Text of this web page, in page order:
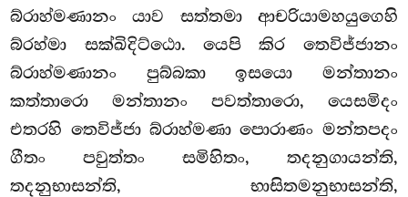
බ්රාහ්මණානං යාව සත්තමා ආචරියාමහයුගෙහි
බ්රහ්මා සක්ඛිදිට්ඨො. යෙපි කිර තෙවිජ්ජානං
බ්රාහ්මණානං පුබ්බකා ඉසයො මන්තානං
කත්තාරො මන්තානං පවත්තාරො, යෙසමිදං
එතරහි තෙවිජ්ජා බ්රාහ්මණා පොරාණං මන්තපදං
ගීතං පවුත්තං සමිහිතං, තදනුගායන්ති,
තදනුභාසන්ති, භාසිතමනුභාසන්ති,